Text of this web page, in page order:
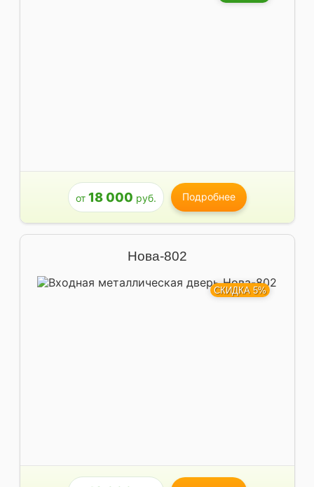
от 18 000 руб. Подробнее
Нова-802
СКИДКА 5%